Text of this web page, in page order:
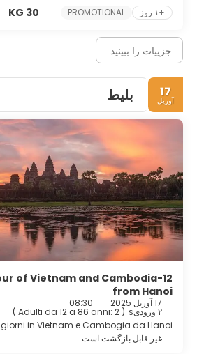
+۱ روز
PROMOTIONAL
30 KG
جزییات را ببینید
17
آوریل بلیط
of Vietnam and Cambodia
from Hanoi
17 آوریل 2025 08:30
۲ ورودیs (
Adulti da 12 a 86 anni: 2
)
giorni in Vietnam e Cambogia da Hanoi
غیر قابل بازگشت است